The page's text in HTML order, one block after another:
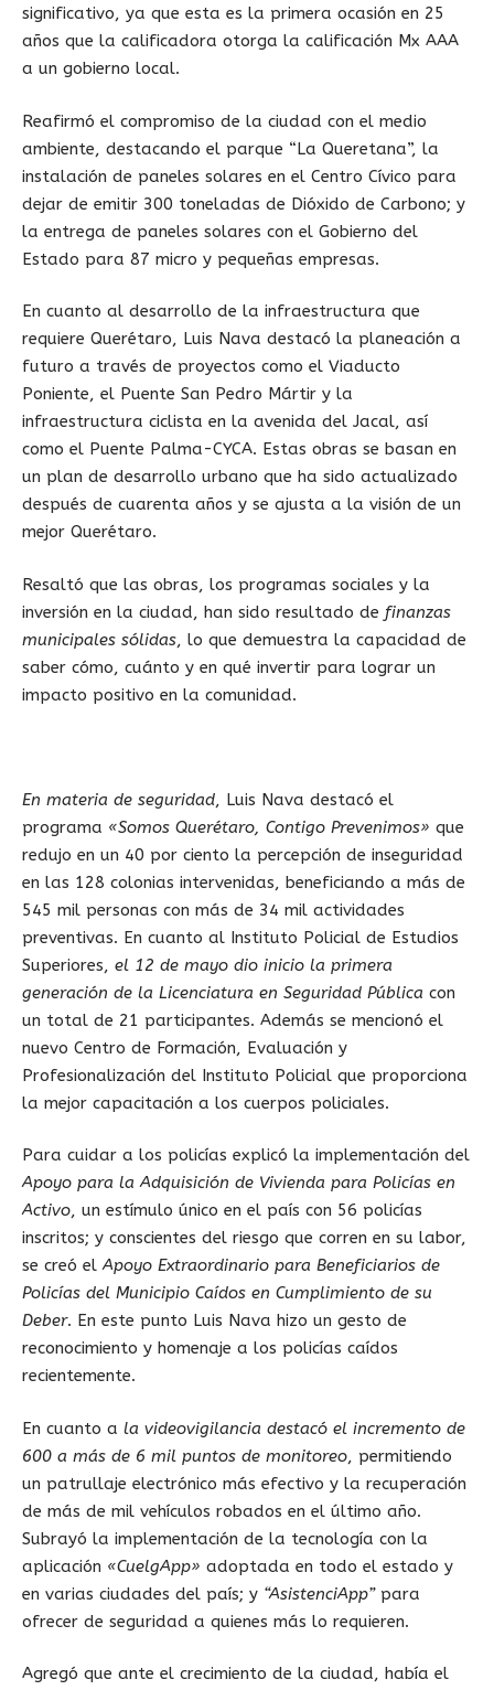
significativo, ya que esta es la primera ocasión en 25
años que la calificadora otorga la calificación Mx AAA
a un gobierno local.
Reafirmó el compromiso de la ciudad con el medio
ambiente, destacando el parque “La Queretana”, la
instalación de paneles solares en el Centro Cívico para
dejar de emitir 300 toneladas de Dióxido de Carbono; y
la entrega de paneles solares con el Gobierno del
Estado para 87 micro y pequeñas empresas.
En cuanto al desarrollo de la infraestructura que
requiere Querétaro, Luis Nava destacó la planeación a
futuro a través de proyectos como el Viaducto
Poniente, el Puente San Pedro Mártir y la
infraestructura ciclista en la avenida del Jacal, así
como el Puente Palma-CYCA. Estas obras se basan en
un plan de desarrollo urbano que ha sido actualizado
después de cuarenta años y se ajusta a la visión de un
mejor Querétaro.
Resaltó que las obras, los programas sociales y la
inversión en la ciudad, han sido resultado de finanzas
municipales sólidas, lo que demuestra la capacidad de
saber cómo, cuánto y en qué invertir para lograr un
impacto positivo en la comunidad.
En materia de seguridad, Luis Nava destacó el
programa «Somos Querétaro, Contigo Prevenimos» que
redujo en un 40 por ciento la percepción de inseguridad
en las 128 colonias intervenidas, beneficiando a más de
545 mil personas con más de 34 mil actividades
preventivas. En cuanto al Instituto Policial de Estudios
Superiores, el 12 de mayo dio inicio la primera
generación de la Licenciatura en Seguridad Pública con
un total de 21 participantes. Además se mencionó el
nuevo Centro de Formación, Evaluación y
Profesionalización del Instituto Policial que proporciona
la mejor capacitación a los cuerpos policiales.
Para cuidar a los policías explicó la implementación del
Apoyo para la Adquisición de Vivienda para Policías en
Activo, un estímulo único en el país con 56 policías
inscritos; y conscientes del riesgo que corren en su labor,
se creó elApoyo Extraordinario para Beneficiarios de
Policías del Municipio Caídos en Cumplimiento de su
Deber. En este punto Luis Nava hizo un gesto de
reconocimiento y homenaje a los policías caídos
recientemente.
En cuanto a la videovigilancia destacó el incremento de
600 a más de 6 mil puntos de monitoreo, permitiendo
un patrullaje electrónico más efectivo y la recuperación
de más de mil vehículos robados en el último año.
Subrayó la implementación de la tecnología con la
aplicación «CuelgApp» adoptada en todo el estado y
en varias ciudades del país; y “AsistenciApp”para
ofrecer de seguridad a quienes más lo requieren.
Agregó que ante el crecimiento de la ciudad, había el